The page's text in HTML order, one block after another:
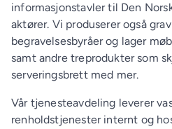
informasjonstavler til Den
aktører. Vi produserer også
begravelsesbyråer og lager
samt andre treprodukter som
serveringsbrett med mer.
Vår tjenesteavdeling leverer
renholdstjenester internt og